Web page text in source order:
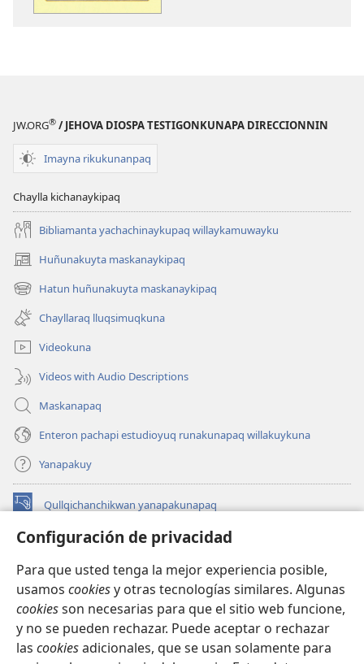
Configuración de privacidad
Para que usted tenga la mejor experiencia posible,
usamos cookiesy otras tecnologías similares. Algunas
cookiesson necesarias para que el sitio web funcione,
y no se pueden rechazar. Puede aceptar o rechazar
las cookiesadicionales, que se usan solamente para
JW.ORG® / JEHOVA DIOSPA TESTIGONKUNAPA DIRECCIONNIN
Imayna rikukunanpaq
Chaylla kichanaykipaq
Bibliamanta yachachinaykupaq willaykamuwayku
Huñunakuyta maskanaykipaq
(abre
una
nueva
ventana)
Hatun huñunakuyta maskanaykipaq
(abre
una
nueva
ventana)
Chayllaraq lluqsimuqkuna
Videokuna
Videos with Audio Descriptions
Maskanapaq
Enteron pachapi estudioyuq runakunapaq willakuykuna
Yanapakuy
Qullqichanchikwan yanapakunapaq
(abre
nueva INTERNETPI QILLQAKUNA Watchtower™
una
nueva
ventana)
JW Hub
(abre
una
nueva
ventana)
JW Library®
Watchtower Library